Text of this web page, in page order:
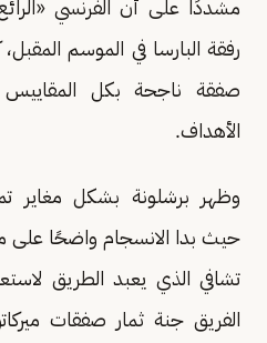
مشددًا على أن الفرنسي
رفقة البارسا في الموسم
صفقة ناجحة بكل المقاييس
الأهداف.
وظهر برشلونة بشكل مغاير
حيث بدا الانسجام واضحًا على
تشافي الذي يعبد الطريق
الفريق جنة ثمار صفقات